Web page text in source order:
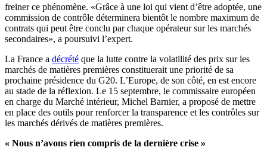
freiner ce phénomène. «Grâce à une loi qui vient d’être adoptée, une
commission de contrôle déterminera bientôt le nombre maximum de
contrats qui peut être conclu par chaque opérateur sur les marchés
secondaires», a poursuivi l’expert.
La France a décrété que la lutte contre la volatilité des prix sur les
marchés de matières premières constituerait une priorité de sa
prochaine présidence du G20. L’Europe, de son côté, en est encore
au stade de la réflexion. Le 15 septembre, le commissaire européen
en charge du Marché intérieur, Michel Barnier, a proposé de mettre
en place des outils pour renforcer la transparence et les contrôles sur
les marchés dérivés de matières premières.
« Nous n’avons rien compris de la dernière crise »